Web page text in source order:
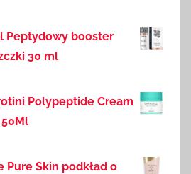
Peptydowy booster
30 ml
Polypeptide Cream
Pure Skin podkład o